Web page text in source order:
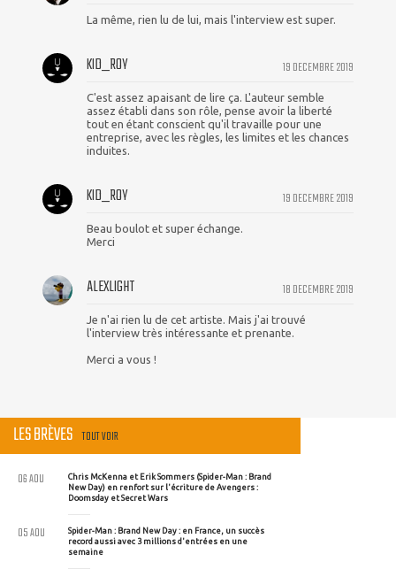
La même, rien lu de lui, mais l'interview est super.
19 DECEMBRE 2019
KID_ROY
C'est assez apaisant de lire ça. L'auteur semble
assez établi dans son rôle, pense avoir la liberté
tout en étant conscient qu'il travaille pour une
entreprise, avec les règles, les limites et les chances
induites.
19 DECEMBRE 2019
KID_ROY
Beau boulot et super échange.
Merci
18 DECEMBRE 2019
ALEXLIGHT
Je n'ai rien lu de cet artiste. Mais j'ai trouvé
l'interview très intéressante et prenante.
Merci a vous !
LES BRÈVES TOUT VOIR
Chris McKenna et Erik Sommers (Spider-Man : Brand
New Day) en renfort sur l'écriture de Avengers :
Doomsday et Secret Wars
06 AOU
Spider-Man : Brand New Day : en France, un succès
record aussi avec 3 millions d'entrées en une
semaine
05 AOU